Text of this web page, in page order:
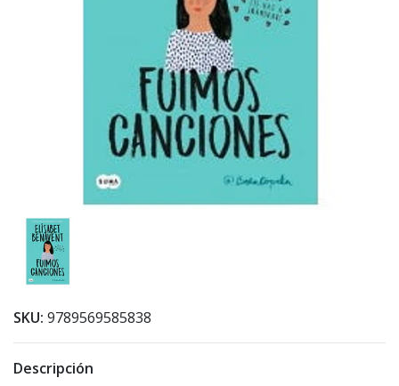
SKU: 9789569585838
Descripción